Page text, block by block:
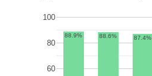
60
80
100
88.9% 88.6% 87.4%